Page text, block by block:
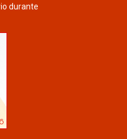
durante